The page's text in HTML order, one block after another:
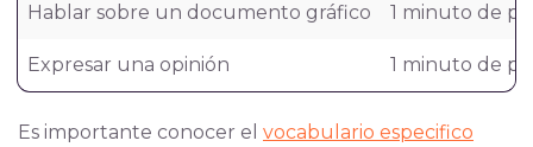
Hablar sobre un documento gráfico 1 minuto de
Expresar una opinión 1 minuto de
Es importante conocer el vocabulario especifico